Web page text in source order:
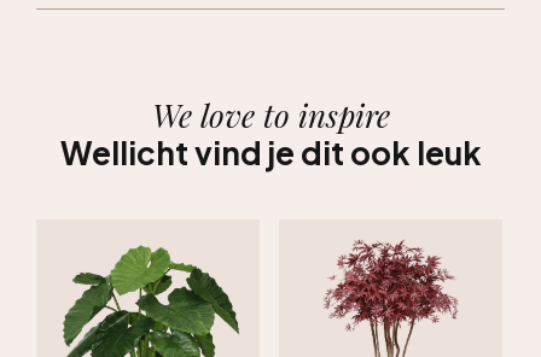
We love to inspire
Wellicht vind je dit ook leuk